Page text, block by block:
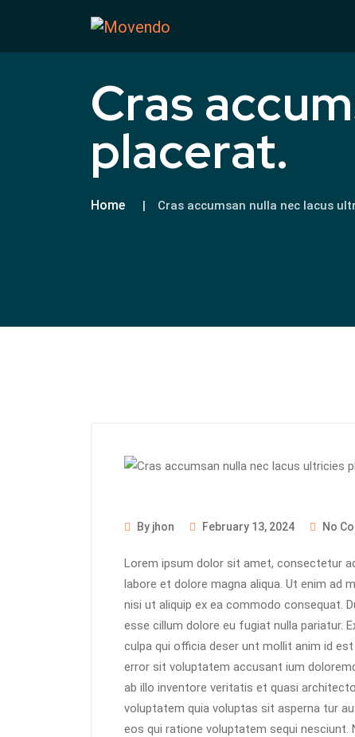
Cras
placerat.
Home Cras accumsan nulla nec lacus
By jhon February 13, 2024 No
Lorem ipsum dolor sit amet, consectetur
labore et dolore magna aliqua. Ut enim ad
nisi ut aliquip ex ea commodo consequat.
esse cillum dolore eu fugiat nulla pariatur.
culpa qui officia deser unt mollit anim id
error sit voluptatem accusant ium
ab illo inventore veritatis et quasi
voluptatem quia voluptas sit asperna tur
eos qui ratione voluptatem sequi nesciunt.